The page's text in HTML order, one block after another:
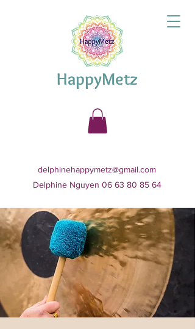
HappyMetz
delphinehappymetz@gmail.com
Delphine Nguyen 06 63 80 85 64